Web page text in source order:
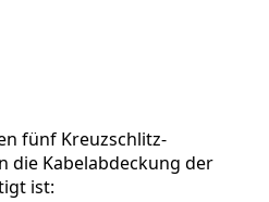
fünf Kreuzschlitz-
die Kabelabdeckung der
ist: